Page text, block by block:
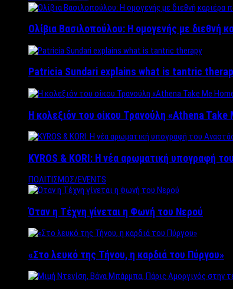
Ολίβια Βασιλοπούλου: Η ομογενής με διεθνή
Patricia Sundari explains what is tantric
Η κολεξιόν του οίκου Τρανούλη «Athena
KYROS & KORI: Η νέα αρωματική υπογραφή
ΠΟΛΙΤΙΣΜΟΣ/EVENTS
Όταν η Τέχνη γίνεται η Φωνή του Νερού
«Στο λευκό της Τήνου, η καρδιά του Πύργου»